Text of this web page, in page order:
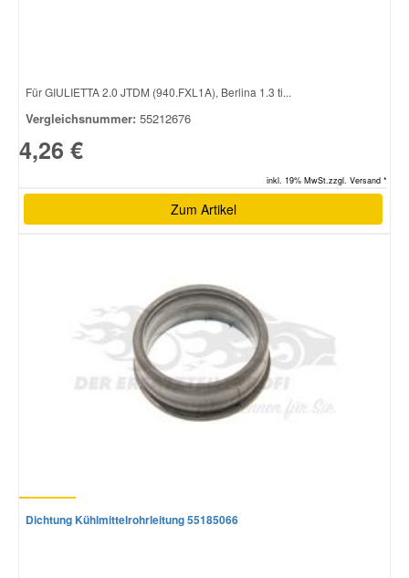
Für GIULIETTA 2.0 JTDM (940.FXL1A), Berlina 1.3 ti...
Vergleichsnummer: 55212676
4,26 €
inkl. 19% MwSt.zzgl. Versand *
Zum Artikel
Dichtung Kühlmittelrohrleitung 55185066